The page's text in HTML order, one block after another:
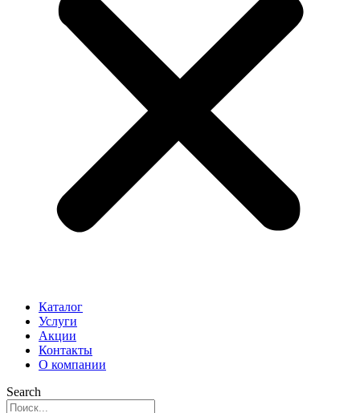
Каталог
Услуги
Акции
Контакты
О компании
Search